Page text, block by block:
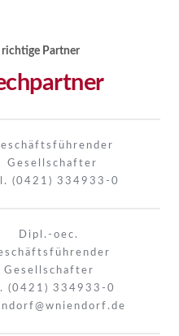
richtige Partner
Gesellschafter
(0421) 334933-0
Dipl.-oec.
Gesellschafter
(0421) 334933-0